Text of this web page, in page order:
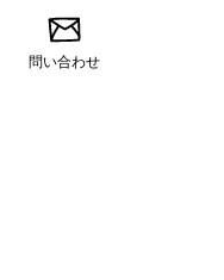
問い合わせ